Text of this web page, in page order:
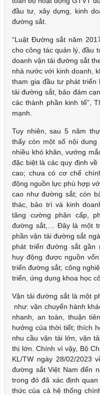
đầu tư, xây dựng, kinh
đường sắt.
“Luật Đường sắt năm
cho công tác quản lý, đầu
doanh vận tải đường sắt
nhà nước với kinh doanh,
tham gia đầu tư phát triển
tải đường sắt, bảo đảm
các thành phần kinh tế”,
mạnh.
Tuy nhiên, sau 5 năm
thấy còn một số nội
nhiều khó khăn, vướng
đặc biệt là các quy định
cao; chưa có cơ chế
động nguồn lực phù hợp
cao như đường sắt; còn
thác, bảo trì và kinh
tăng cường phân cấp,
đường sắt,… Đây là một
phần vận tải đường sắt
phát triển đường sắt gần
huy động được nguồn
triển đường sắt; công
triển, ứng dụng khoa học
Vận tải đường sắt là một
như: vận chuyển hành
nhanh, an toàn, thuận
hưởng của thời tiết; thích
nhu cầu vận tải lớn, vận
thị lớn. Chính vì vậy, Bộ
KL/TW ngày 28/02/2023
đường sắt Việt Nam đến
trong đó đã xác định
thức của cả hệ thống